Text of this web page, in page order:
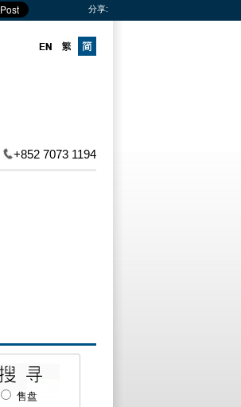
分享:
+852 7073 1194
售盘